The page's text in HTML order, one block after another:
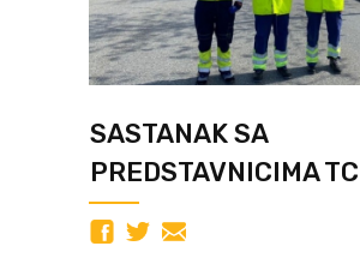
SASTANAK SA
PREDSTAVNICIMA